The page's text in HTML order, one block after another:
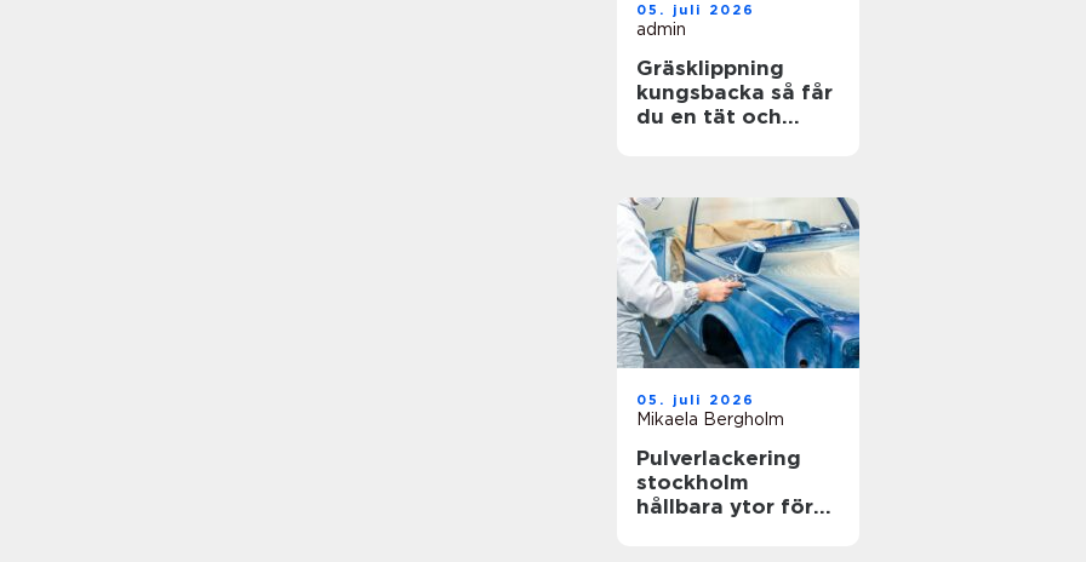
05. juli 2026
admin
Gräsklippning
kungsbacka så får
du en tät och
05. juli 2026
Mikaela Bergholm
Pulverlackering
stockholm
hållbara ytor för